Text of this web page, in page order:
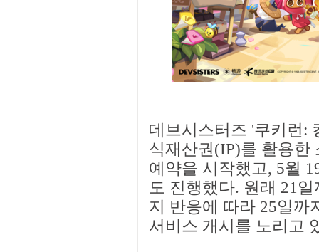
데브시스터즈 '쿠키런:
식재산권(IP)를 활용한
예약을 시작했고, 5월
도 진행했다. 원래 21
지 반응에 따라 25일까
서비스 개시를 노리고